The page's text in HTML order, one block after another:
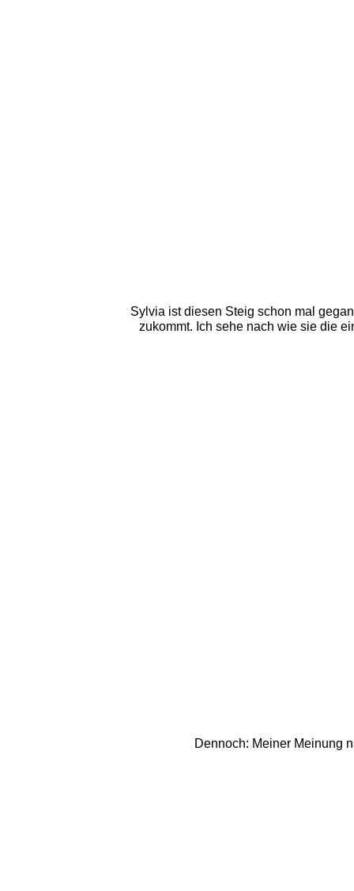
Sylvia ist diesen Steig schon mal
zukommt. Ich sehe nach wie sie die
Dennoch: Meiner Meinung